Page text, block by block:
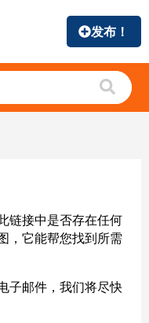
发布！
链接中是否存在任何
，它能帮您找到所需
子邮件，我们将尽快